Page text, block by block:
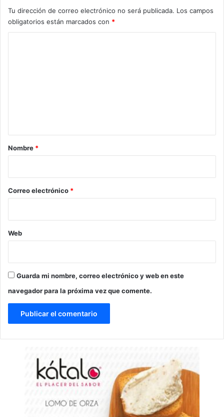
Tu dirección de correo electrónico no será publicada. Los campos
obligatorios están marcados con *
r
*
Nombre *
Correo electrónico *
Web
Guarda mi nombre, correo electrónico y web en este
navegador para la próxima vez que comente.